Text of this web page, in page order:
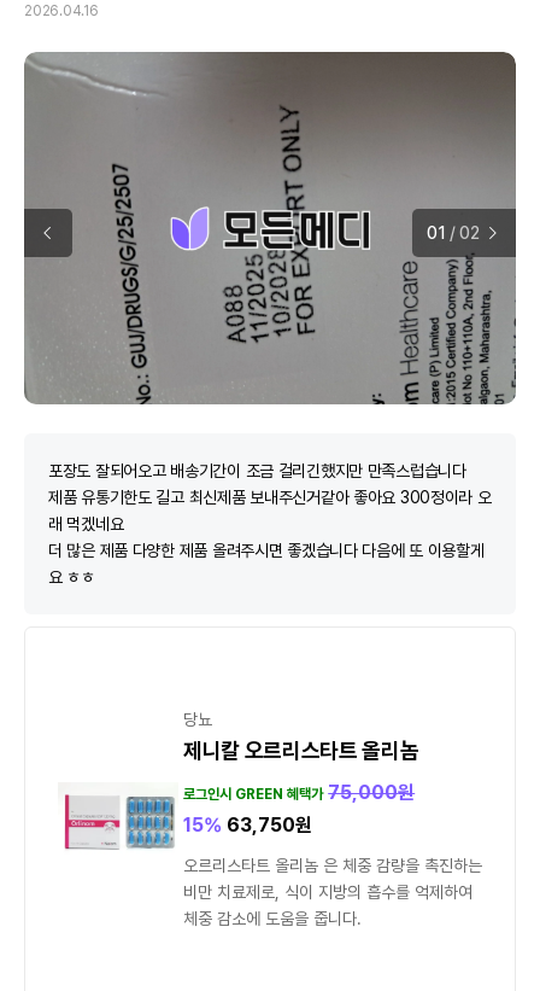
2026.04.16
01 /02
포장도 잘되어오고 배송기간이 조금 걸리긴했지만 만족스럽습니다
제품 유통기한도 길고 최신제품 보내주신거같아 좋아요 300정이라 오
래 먹겠네요
더 많은 제품 다양한 제품 올려주시면 좋겠습니다 다음에 또 이용할게
요 ㅎㅎ
당뇨
제니칼 오르리스타트 올리놈
로그인시 GREEN 혜택가 75,000원
15% 63,750원
오르리스타트 올리놈 은 체중 감량을 촉진하는
비만 치료제로, 식이 지방의 흡수를 억제하여
체중 감소에 도움을 줍니다.